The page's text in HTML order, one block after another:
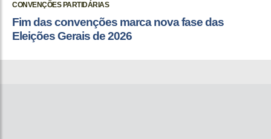
CONVENÇÕES PARTIDÁRIAS
Fim das convenções marca nova fase das
Eleições Gerais de 2026